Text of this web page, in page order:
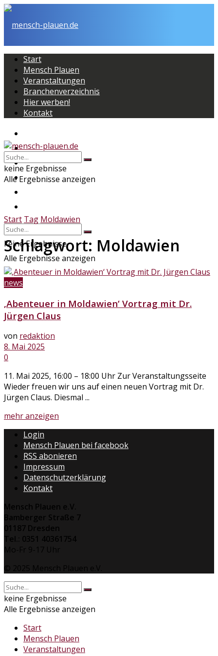
Start
Mensch Plauen
Veranstaltungen
Branchenverzeichnis
Hier werben!
Kontakt
Mensch Plauen
Veranstaltungen
Branchenverzeichnis
keine Ergebnisse
Alle Ergebnisse anzeigen
keine Ergebnisse
Alle Ergebnisse anzeigen
Start Tag Moldawien
Schlagwort: Moldawien
news
‚Abenteuer in Moldawien‘ Vortrag mit Dr.
Jürgen Claus
von redaktion
8. Mai 2025
0
11. Mai 2025, 16:00 – 18:00 Uhr Zur Veranstaltungsseite
Wieder freuen wir uns auf einen neuen Vortrag mit Dr.
Jürgen Claus. Diesmal ...
mehr anzeigen
Login
Mensch Plauen bei facebook
RSS abonieren
Impressum
Datenschutzerklärung
Kontakt
Mensch Plauen e.V.
Bamberger Straße 7
01187 Dresden
Tel.: 0351 40361754
Mo-Fr 9-17 Uhr
© 2025 Mensch Plauen e.V.
keine Ergebnisse
Alle Ergebnisse anzeigen
Start
Mensch Plauen
Veranstaltungen